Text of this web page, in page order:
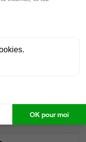
OK pour moi